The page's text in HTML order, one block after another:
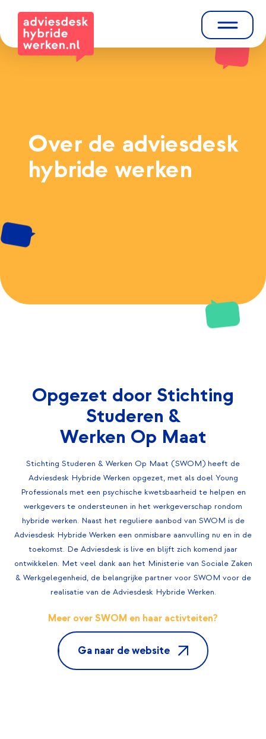
Over de adviesdesk
hybride werken
Opgezet door Stichting
Studeren &
Werken Op Maat
Stichting Studeren & Werken Op Maat (SWOM) heeft de
Adviesdesk Hybride Werken opgezet, met als doel Young
Professionals met een psychische kwetsbaarheid te helpen en
werkgevers te ondersteunen in het werkgeverschap rondom
hybride werken. Naast het reguliere aanbod van SWOM is de
Adviesdesk Hybride Werken een onmisbare aanvulling nu en in de
toekomst. De Adviesdesk is live en blijft zich komend jaar
ontwikkelen. Met veel dank aan het Ministerie van Sociale Zaken
& Werkgelegenheid, de belangrijke partner voor SWOM voor de
realisatie van de Adviesdesk Hybride Werken.
Meer over SWOM en haar activteiten?
Ga naar de website